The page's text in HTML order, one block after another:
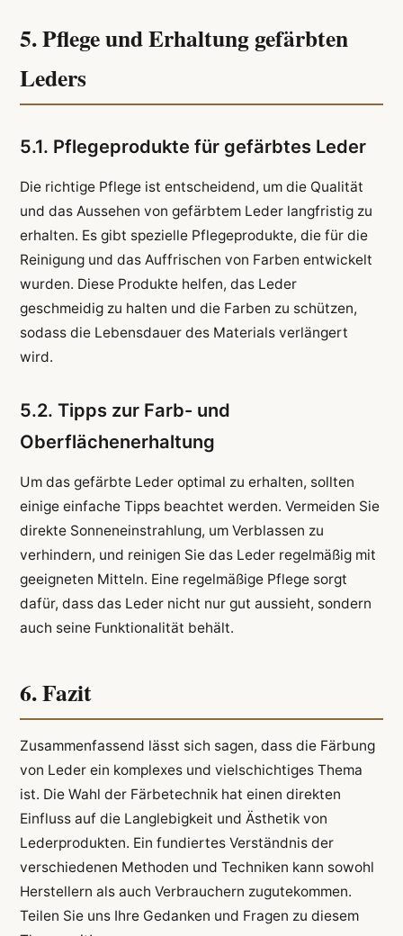
5. Pflege und Erhaltung gefärbten
Leders
5.1. Pflegeprodukte für gefärbtes Leder
Die richtige Pflege ist entscheidend, um die Qualität
und das Aussehen von gefärbtem Leder langfristig zu
erhalten. Es gibt spezielle Pflegeprodukte, die für die
Reinigung und das Auffrischen von Farben entwickelt
wurden. Diese Produkte helfen, das Leder
geschmeidig zu halten und die Farben zu schützen,
sodass die Lebensdauer des Materials verlängert
wird.
5.2. Tipps zur Farb- und
Oberflächenerhaltung
Um das gefärbte Leder optimal zu erhalten, sollten
einige einfache Tipps beachtet werden. Vermeiden Sie
direkte Sonneneinstrahlung, um Verblassen zu
verhindern, und reinigen Sie das Leder regelmäßig mit
geeigneten Mitteln. Eine regelmäßige Pflege sorgt
dafür, dass das Leder nicht nur gut aussieht, sondern
auch seine Funktionalität behält.
6. Fazit
Zusammenfassend lässt sich sagen, dass die Färbung
von Leder ein komplexes und vielschichtiges Thema
ist. Die Wahl der Färbetechnik hat einen direkten
Einfluss auf die Langlebigkeit und Ästhetik von
Lederprodukten. Ein fundiertes Verständnis der
verschiedenen Methoden und Techniken kann sowohl
Herstellern als auch Verbrauchern zugutekommen.
Teilen Sie uns Ihre Gedanken und Fragen zu diesem